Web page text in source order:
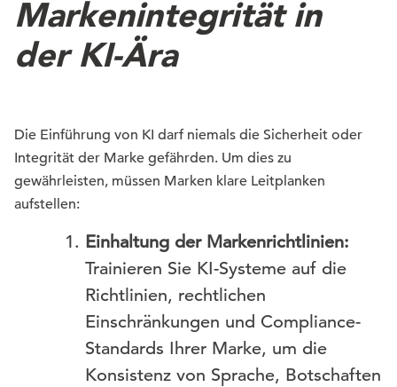
Markenintegrität in
der KI-Ära
Die Einführung von KI darf niemals die Sicherheit oder
Integrität der Marke gefährden. Um dies zu
gewährleisten, müssen Marken klare Leitplanken
aufstellen:
Einhaltung der Markenrichtlinien:
Trainieren Sie KI-Systeme auf die
Richtlinien, rechtlichen
Einschränkungen und Compliance-
Standards Ihrer Marke, um die
Konsistenz von Sprache, Botschaften